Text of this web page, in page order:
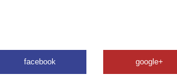
facebook google+